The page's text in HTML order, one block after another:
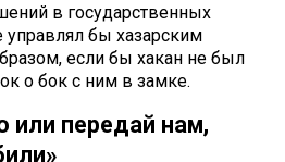
в государственных
управлял бы хазарским
если бы хакан не был
о бок с ним в замке.
или передай нам,